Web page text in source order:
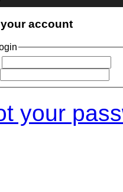
account
your